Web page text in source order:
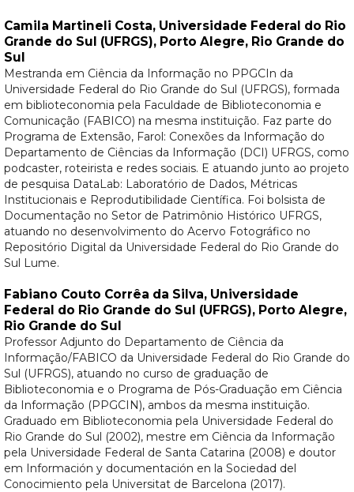
Camila Martineli Costa, Universidade Federal do Rio
Grande do Sul (UFRGS), Porto Alegre, Rio Grande do
Sul
Mestranda em Ciência da Informação no PPGCIn da
Universidade Federal do Rio Grande do Sul (UFRGS), formada
em biblioteconomia pela Faculdade de Biblioteconomia e
Comunicação (FABICO) na mesma instituição. Faz parte do
Programa de Extensão, Farol: Conexões da Informação do
Departamento de Ciências da Informação (DCI) UFRGS, como
podcaster, roteirista e redes sociais. E atuando junto ao projeto
de pesquisa DataLab: Laboratório de Dados, Métricas
Institucionais e Reprodutibilidade Científica. Foi bolsista de
Documentação no Setor de Patrimônio Histórico UFRGS,
atuando no desenvolvimento do Acervo Fotográfico no
Repositório Digital da Universidade Federal do Rio Grande do
Sul Lume.
Fabiano Couto Corrêa da Silva, Universidade
Federal do Rio Grande do Sul (UFRGS), Porto Alegre,
Rio Grande do Sul
Professor Adjunto do Departamento de Ciência da
Informação/FABICO da Universidade Federal do Rio Grande do
Sul (UFRGS), atuando no curso de graduação de
Biblioteconomia e o Programa de Pós-Graduação em Ciência
da Informação (PPGCIN), ambos da mesma instituição.
Graduado em Biblioteconomia pela Universidade Federal do
Rio Grande do Sul (2002), mestre em Ciência da Informação
pela Universidade Federal de Santa Catarina (2008) e doutor
em Información y documentación en la Sociedad del
Conocimiento pela Universitat de Barcelona (2017).